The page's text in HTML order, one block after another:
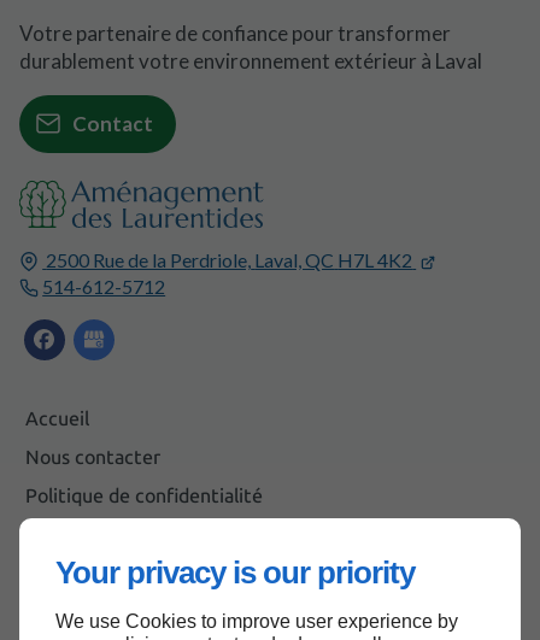
Your privacy is our priority
We use Cookies to improve user experience by
2500 Rue de la Perdriole, Laval, QC H7L 4K2
514-612-5712
Accueil
Nous contacter
Politique de confidentialité
Votre partenaire de confiance pour transformer
durablement votre environnement extérieur à Laval
Contact